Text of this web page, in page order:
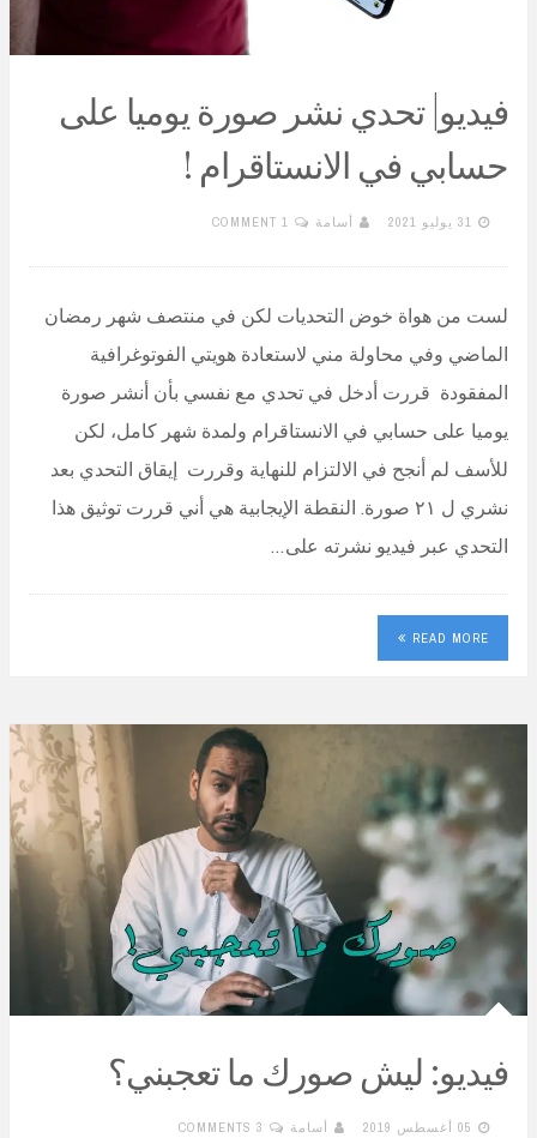
فيديو| تحدي نشر صورة يوميا على
حسابي في الانستاقرام !
31 يوليو 2021 أسامة 1 COMMENT
لست من هواة خوض التحديات لكن في منتصف شهر رمضان
الماضي وفي محاولة مني لاستعادة هويتي الفوتوغرافية
المفقودة قررت أدخل في تحدي مع نفسي بأن أنشر صورة
يوميا على حسابي في الانستاقرام ولمدة شهر كامل، لكن
للأسف لم أنجح في الالتزام للنهاية وقررت إيقاق التحدي بعد
نشري ل ٢١ صورة. النقطة الإيجابية هي أني قررت توثيق هذا
التحدي عبر فيديو نشرته على…
READ MORE
فيديو: ليش صورك ما تعجبني؟
05 أغسطس 2019 أسامة 3 COMMENTS